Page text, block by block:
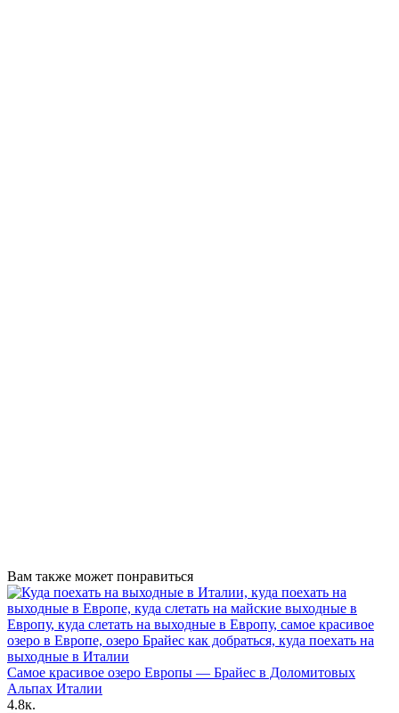
Вам также может понравиться
Самое красивое озеро Европы — Брайес в Доломитовых
Альпах Италии
4.8к.